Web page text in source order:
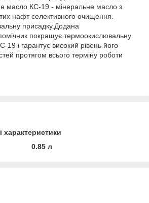
масло КС-19 - мінеральне масло з
нафт селективного очищення.
присадку.Додана
покращує термоокислювальну
19 і гарантує високий рівень його
протягом всього терміну роботи
характеристики
0.85 л